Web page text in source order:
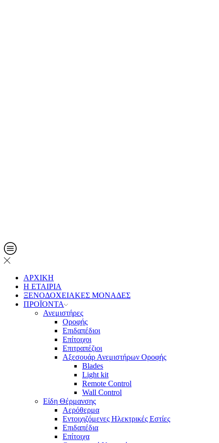
ΑΡΧΙΚΗ
Η ΕΤΑΙΡΙΑ
ΞΕΝΟΔΟΧΕΙΑΚΕΣ ΜΟΝΑΔΕΣ
ΠΡΟΪΟΝΤΑ
Ανεμιστήρες
Οροφής
Επιδαπέδιοι
Επίτοιχοι
Επιτραπέζιοι
Αξεσουάρ Ανεμιστήρων Οροφής
Blades
Light kit
Remote Control
Wall Control
Είδη Θέρμανσης
Αερόθερμα
Εντοιχιζόμενες Ηλεκτρικές Εστίες
Επιδαπέδια
Επίτοιχα